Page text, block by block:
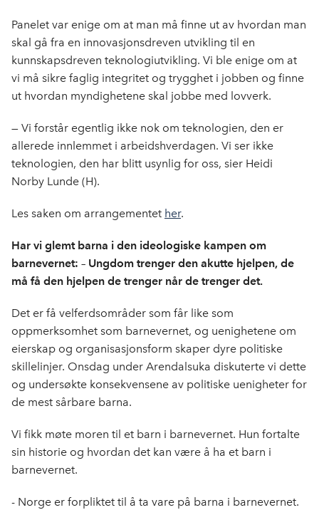
Panelet var enige om at man må finne ut av hvordan man
skal gå fra en innovasjonsdreven utvikling til en
kunnskapsdreven teknologiutvikling. Vi ble enige om at
vi må sikre faglig integritet og trygghet i jobben og finne
ut hvordan myndighetene skal jobbe med lovverk.
— Vi forstår egentlig ikke nok om teknologien, den er
allerede innlemmet i arbeidshverdagen. Vi ser ikke
teknologien, den har blitt usynlig for oss, sier Heidi
Norby Lunde (H).
Les saken om arrangementet her.
Har vi glemt barna i den ideologiske kampen om
barnevernet: – Ungdom trenger den akutte hjelpen, de
må få den hjelpen de trenger når de trenger det.
Det er få velferdsområder som får like som
oppmerksomhet som barnevernet, og uenighetene om
eierskap og organisasjonsform skaper dyre politiske
skillelinjer. Onsdag under Arendalsuka diskuterte vi dette
og undersøkte konsekvensene av politiske uenigheter for
de mest sårbare barna.
Vi fikk møte moren til et barn i barnevernet. Hun fortalte
sin historie og hvordan det kan være å ha et barn i
barnevernet.
- Norge er forpliktet til å ta vare på barna i barnevernet.